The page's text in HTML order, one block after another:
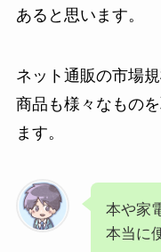
あると思います。
ネット通販の市場
商品も様々なもの
ます。
本や家
本当に